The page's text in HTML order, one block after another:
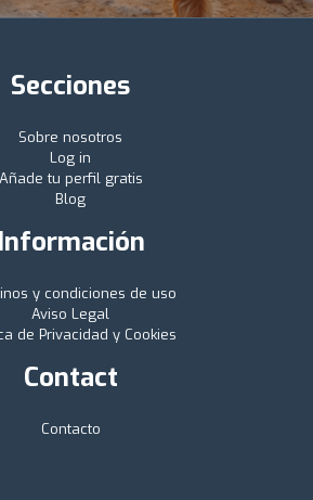
Secciones
Sobre nosotros
Log in
Añade tu perfil gratis
Blog
Información
y condiciones de uso
Aviso Legal
de Privacidad y Cookies
Contact
Contacto